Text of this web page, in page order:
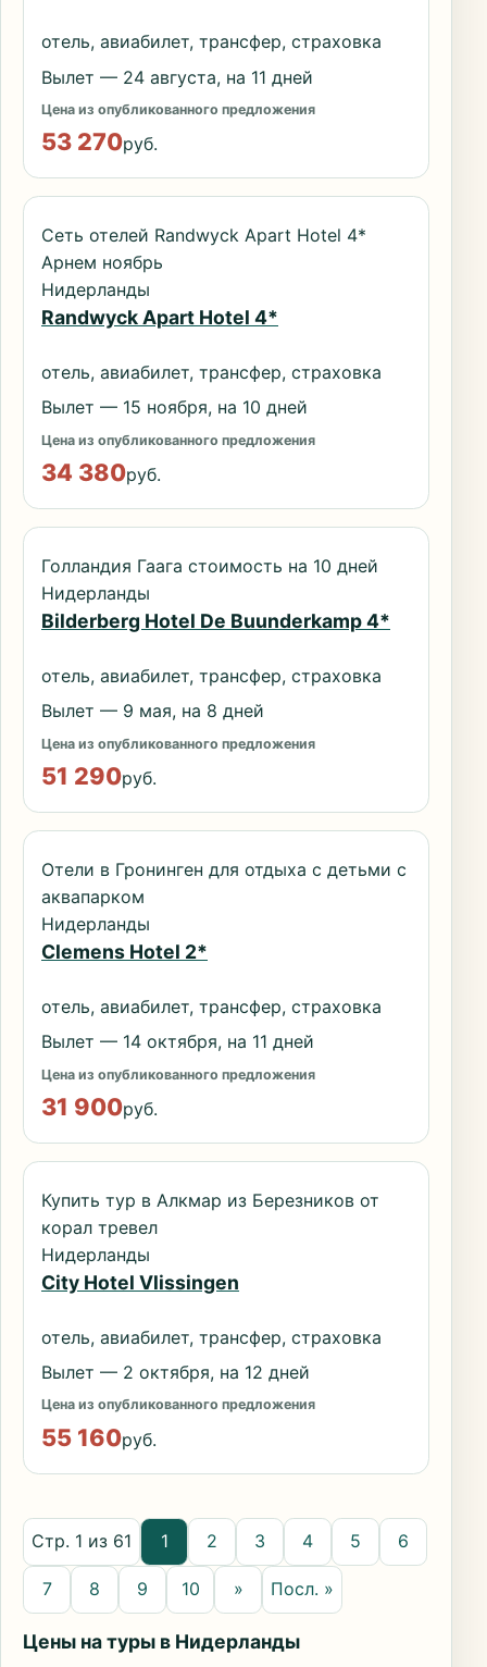
отель, авиабилет, трансфер, страховка
Вылет — 24 августа, на 11 дней
Цена из опубликованного предложения
53 270руб.
Сеть отелей Randwyck Apart Hotel 4*
Арнем ноябрь
Нидерланды
Randwyck Apart Hotel 4*
отель, авиабилет, трансфер, страховка
Вылет — 15 ноября, на 10 дней
Цена из опубликованного предложения
34 380руб.
Голландия Гаага стоимость на 10 дней
Нидерланды
Bilderberg Hotel De Buunderkamp 4*
отель, авиабилет, трансфер, страховка
Вылет — 9 мая, на 8 дней
Цена из опубликованного предложения
51 290руб.
Отели в Гронинген для отдыха с детьми с
аквапарком
Нидерланды
Clemens Hotel 2*
отель, авиабилет, трансфер, страховка
Вылет — 14 октября, на 11 дней
Цена из опубликованного предложения
31 900руб.
Купить тур в Алкмар из Березников от
корал тревел
Нидерланды
City Hotel Vlissingen
отель, авиабилет, трансфер, страховка
Вылет — 2 октября, на 12 дней
Цена из опубликованного предложения
55 160руб.
Стр. 1 из 61 1 2 3 4 5 6
7 8 9 10 » Посл. »
Цены на туры в Нидерланды